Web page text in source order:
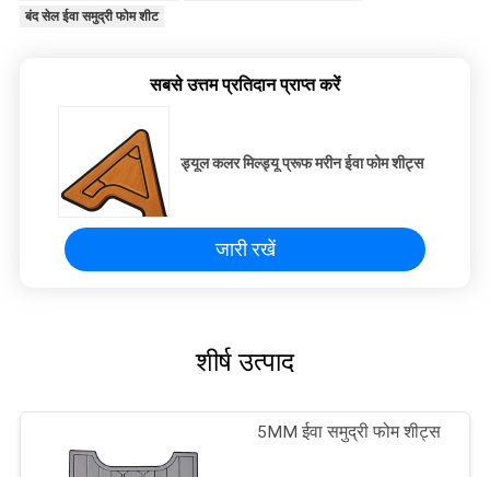
बंद सेल ईवा समुद्री फोम शीट
सबसे उत्तम प्रतिदान प्राप्त करें
ड्यूल कलर मिल्ड्यू प्रूफ मरीन ईवा फोम शीट्स
जारी रखें
शीर्ष उत्पाद
5MM ईवा समुद्री फोम शीट्स